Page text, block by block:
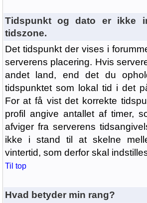
Tidspunkt og dato er ikke
tidszone.
Det tidspunkt der vises i
serverens placering. Hvis
andet land, end det du
tidspunktet som lokal tid i det
For at få vist det korrekte
profil angive antallet af timer,
afviger fra serverens
ikke i stand til at skelne
vintertid, som derfor skal
Til top
Hvad betyder min rang?